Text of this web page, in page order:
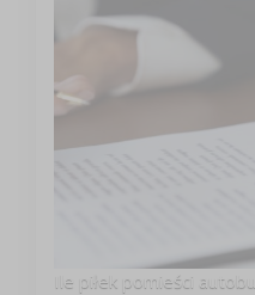
Ile piłek pomieści